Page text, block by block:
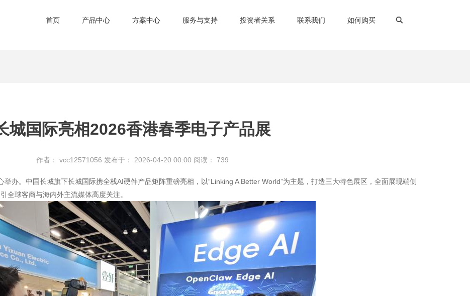
首页 产品中心 方案中心 服务与支持 投资者关系 联系我们 如何购买
城国际亮相2026香港春季电子产品展
作者： vcc12571056 发布于： 2026-04-20 00:00 阅读： 739
办。中国长城旗下长城国际携全栈AI硬件产品矩阵重磅亮相，以“Linking A Better World”为主题，打造三大特色展区，全面展现端侧
全球客商与海内外主流媒体高度关注。